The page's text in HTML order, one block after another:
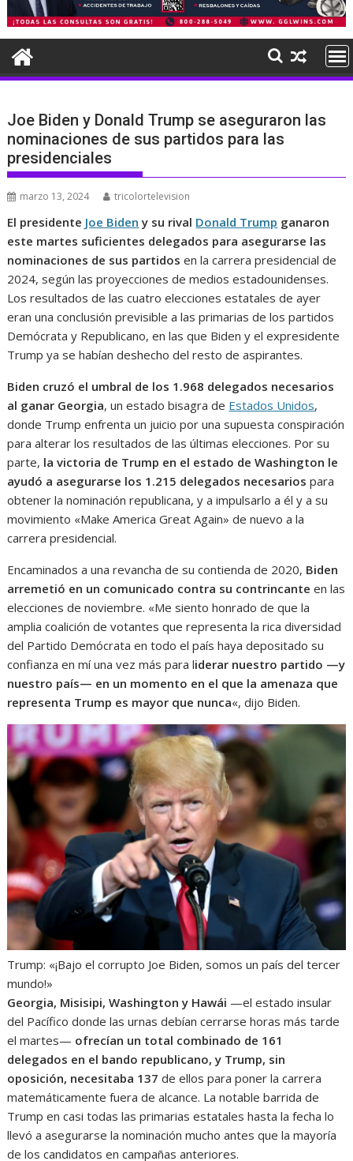
Joe Biden y Donald Trump se aseguraron las
nominaciones de sus partidos para las
presidenciales
marzo 13, 2024 tricolortelevision
El presidente Joe Biden y su rival Donald Trump ganaron
este martes suficientes delegados para asegurarse las
nominaciones de sus partidos en la carrera presidencial de
2024, según las proyecciones de medios estadounidenses.
Los resultados de las cuatro elecciones estatales de ayer
eran una conclusión previsible a las primarias de los partidos
Demócrata y Republicano, en las que Biden y el expresidente
Trump ya se habían deshecho del resto de aspirantes.
Biden cruzó el umbral de los 1.968 delegados necesarios
al ganar Georgia, un estado bisagra de Estados Unidos,
donde Trump enfrenta un juicio por una supuesta conspiración
para alterar los resultados de las últimas elecciones. Por su
parte, la victoria de Trump en el estado de Washington le
ayudó a asegurarse los 1.215 delegados necesarios para
obtener la nominación republicana, y a impulsarlo a él y a su
movimiento «Make America Great Again» de nuevo a la
carrera presidencial.
Encaminados a una revancha de su contienda de 2020, Biden
arremetió en un comunicado contra su contrincanteen las
elecciones de noviembre. «Me siento honrado de que la
amplia coalición de votantes que representa la rica diversidad
del Partido Demócrata en todo el país haya depositado su
confianza en mí una vez más para liderar nuestro partido —y
nuestro país— en un momento en el que la amenaza que
representa Trump es mayor que nunca«, dijo Biden.
Trump: «¡Bajo el corrupto Joe Biden, somos un país del tercer
mundo!»
Georgia, Misisipi, Washington y Hawái —el estado insular
del Pacífico donde las urnas debían cerrarse horas más tarde
el martes— ofrecían un total combinado de 161
delegados en el bando republicano, y Trump, sin
oposición, necesitaba 137 de ellos para poner la carrera
matemáticamente fuera de alcance. La notable barrida de
Trump en casi todas las primarias estatales hasta la fecha lo
llevó a asegurarse la nominación mucho antes que la mayoría
de los candidatos en campañas anteriores.